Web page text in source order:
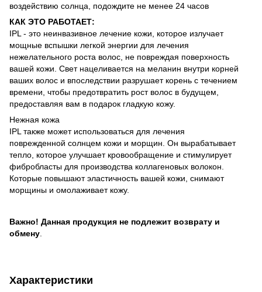
воздействию солнца, подождите не менее 24 часов
КАК ЭТО РАБОТАЕТ:
IPL - это неинвазивное лечение кожи, которое излучает
мощные вспышки легкой энергии для лечения
нежелательного роста волос, не повреждая поверхность
вашей кожи. Свет нацеливается на меланин внутри корней
ваших волос и впоследствии разрушает корень с течением
времени, чтобы предотвратить рост волос в будущем,
предоставляя вам в подарок гладкую кожу.
Нежная кожа
IPL также может использоваться для лечения
поврежденной солнцем кожи и морщин. Он вырабатывает
тепло, которое улучшает кровообращение и стимулирует
фибробласты для производства коллагеновых волокон.
Которые повышают эластичность вашей кожи, снимают
морщины и омолаживает кожу.
Важно! Данная продукция не подлежит возврату и
обмену
Характеристики